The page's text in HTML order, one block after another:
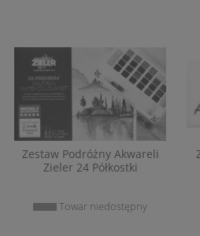
Zestaw Podróżny Akwareli
Zieler 24 Półkostki
Towar niedostępny